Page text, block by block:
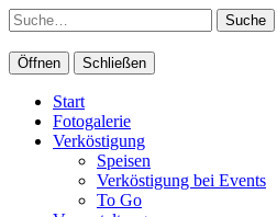
Suche
Öffnen Schließen
Start
Fotogalerie
Verköstigung
Speisen
Verköstigung bei Events
To Go